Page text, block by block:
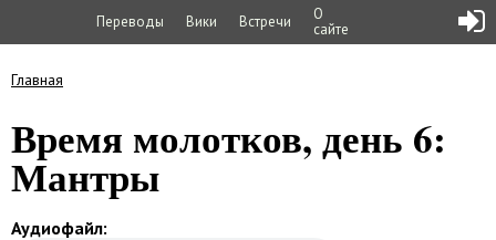
Переводы Вики Встречи
О
сайте
Главная
Время молотков, день 6:
Мантры
Аудиофайл: